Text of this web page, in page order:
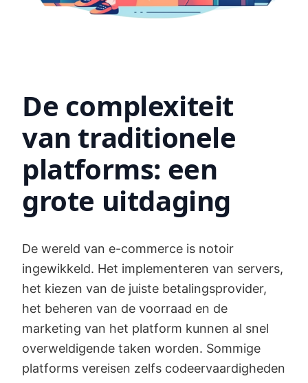
De complexiteit
van traditionele
platforms: een
grote uitdaging
De wereld van e-commerce is notoir
ingewikkeld. Het implementeren van servers,
het kiezen van de juiste betalingsprovider,
het beheren van de voorraad en de
marketing van het platform kunnen al snel
overweldigende taken worden. Sommige
platforms vereisen zelfs codeervaardigheden